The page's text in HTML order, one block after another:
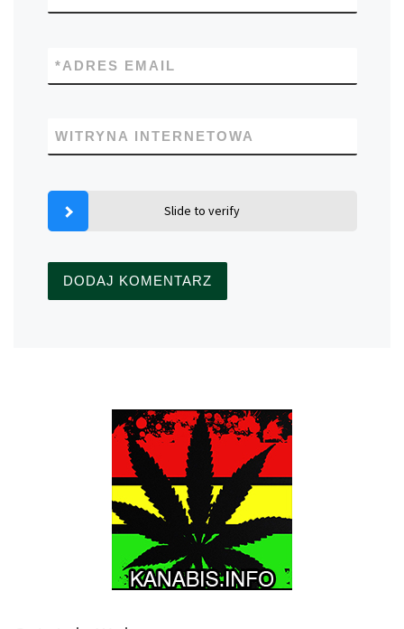
ADRES EMAIL
*
WITRYNA INTERNETOWA
Slide to verify